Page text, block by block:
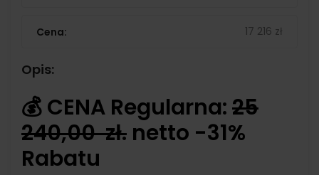
Cena: 17 216 zł
Opis:
💰 CENA Regularna:25
240,00 zł. netto -31%
Rabatu